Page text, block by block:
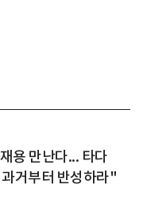
용 만난다... 타다
거부터 반성하라"